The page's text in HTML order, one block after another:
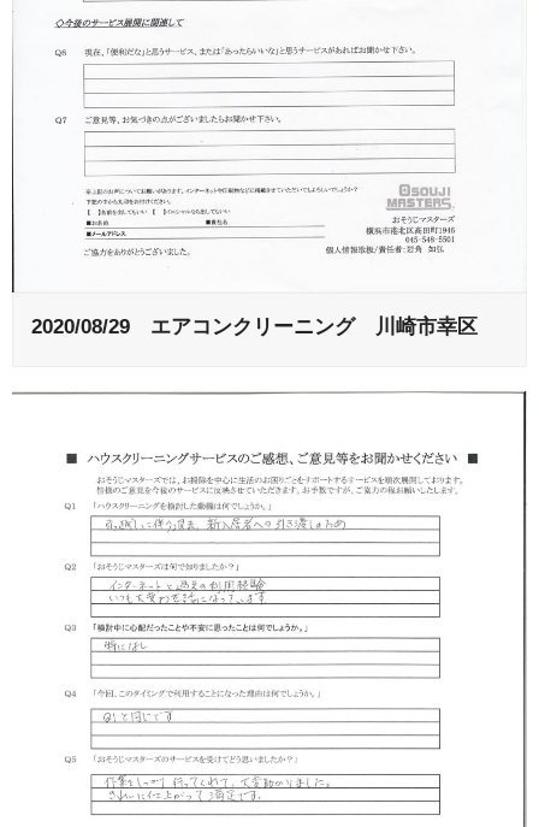
2020/08/29 エアコンクリーニング 川崎市幸区